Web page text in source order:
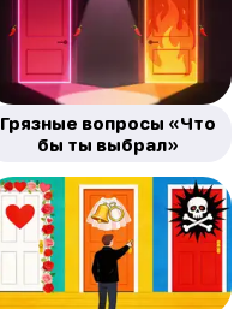
Грязные вопросы «Что
бы ты выбрал»